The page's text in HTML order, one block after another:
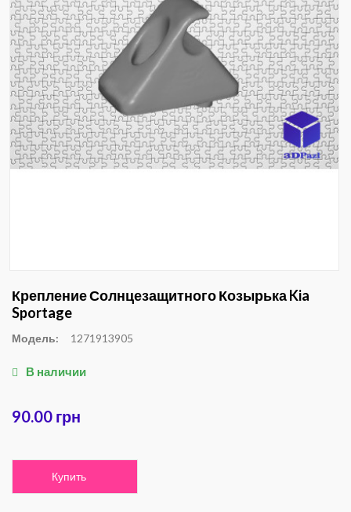
Крепление Солнцезащитного Козырька Kia
Sportage
Модель: 1271913905
В наличии
90.00 грн
Купить